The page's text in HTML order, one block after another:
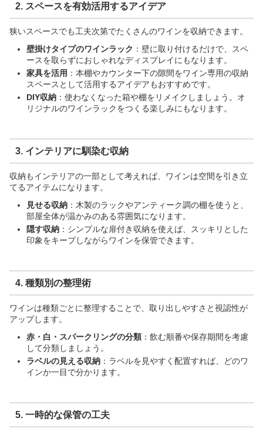
2. スペースを有効活用するアイデア
狭いスペースでも工夫次第でたくさんのワインを収納できます。
壁掛けタイプのワインラック ：壁に取り付けるだけで、スペ
ースを取らずにおしゃれなディスプレイにもなります。
家具を活用 ：本棚やカウンター下の隙間をワイン専用の収納
スペースとして活用するアイデアもおすすめです。
DIY収納：使わなくなった箱や棚をリメイクしましょう。オ
リジナルのワインラックをつくる楽しみにもなります。
3. インテリアに馴染む収納
収納もインテリアの一部として考えれば、ワインは空間を引き立
てるアイテムになります。
見せる収納：木製のラックやアンティーク調の棚を使うと、
部屋全体が温かみのある雰囲気になります。
隠す収納：シンプルな扉付き収納を使えば、スッキリとした
印象をキープしながらワインを保管できます。
4. 種類別の整理術
ワインは種類ごとに整理することで、取り出しやすさと視認性が
アップします。
赤・白・スパークリングの分類：飲む順番や保存期間を考慮
して分類しましょう。
ラベルの見える収納：ラベルを見やすく配置すれば、どのワ
インか一目で分かります。
5. 一時的な保管の工夫